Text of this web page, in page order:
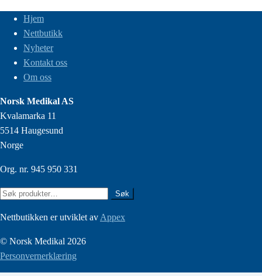
Hjem
Nettbutikk
Nyheter
Kontakt oss
Om oss
Norsk Medikal AS
Kvalamarka 11
5514 Haugesund
Norge
Org. nr. 945 950 331
Søk
Søk
Nettbutikken er utviklet av Appex
© Norsk Medikal 2026
Personvernerklæring